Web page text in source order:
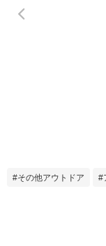
その他アウトドア